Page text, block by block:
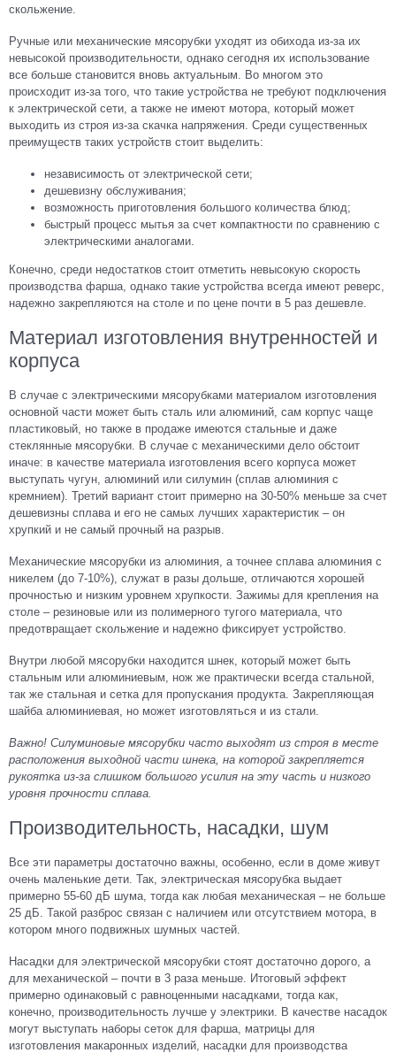
скольжение.
Ручные или механические мясорубки уходят из обихода из-за их
невысокой производительности, однако сегодня их использование
все больше становится вновь актуальным. Во многом это
происходит из-за того, что такие устройства не требуют подключения
к электрической сети, а также не имеют мотора, который может
выходить из строя из-за скачка напряжения. Среди существенных
преимуществ таких устройств стоит выделить:
независимость от электрической сети;
дешевизну обслуживания;
возможность приготовления большого количества блюд;
быстрый процесс мытья за счет компактности по сравнению с
электрическими аналогами.
Конечно, среди недостатков стоит отметить невысокую скорость
производства фарша, однако такие устройства всегда имеют реверс,
надежно закрепляются на столе и по цене почти в 5 раз дешевле.
Материал изготовления внутренностей и
корпуса
В случае с электрическими мясорубками материалом изготовления
основной части может быть сталь или алюминий, сам корпус чаще
пластиковый, но также в продаже имеются стальные и даже
стеклянные мясорубки. В случае с механическими дело обстоит
иначе: в качестве материала изготовления всего корпуса может
выступать чугун, алюминий или силумин (сплав алюминия с
кремнием). Третий вариант стоит примерно на 30-50% меньше за счет
дешевизны сплава и его не самых лучших характеристик – он
хрупкий и не самый прочный на разрыв.
Механические мясорубки из алюминия, а точнее сплава алюминия с
никелем (до 7-10%), служат в разы дольше, отличаются хорошей
прочностью и низким уровнем хрупкости. Зажимы для крепления на
столе – резиновые или из полимерного тугого материала, что
предотвращает скольжение и надежно фиксирует устройство.
Внутри любой мясорубки находится шнек, который может быть
стальным или алюминиевым, нож же практически всегда стальной,
так же стальная и сетка для пропускания продукта. Закрепляющая
шайба алюминиевая, но может изготовляться и из стали.
Важно! Силуминовые мясорубки часто выходят из строя в месте
расположения выходной части шнека, на которой закрепляется
рукоятка из-за слишком большого усилия на эту часть и низкого
уровня прочности сплава.
Производительность, насадки, шум
Все эти параметры достаточно важны, особенно, если в доме живут
очень маленькие дети. Так, электрическая мясорубка выдает
примерно 55-60 дБ шума, тогда как любая механическая – не больше
25 дБ. Такой разброс связан с наличием или отсутствием мотора, в
котором много подвижных шумных частей.
Насадки для электрической мясорубки стоят достаточно дорого, а
для механической – почти в 3 раза меньше. Итоговый эффект
примерно одинаковый с равноценными насадками, тогда как,
конечно, производительность лучше у электрики. В качестве насадок
могут выступать наборы сеток для фарша, матрицы для
изготовления макаронных изделий, насадки для производства